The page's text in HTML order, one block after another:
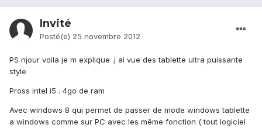
Invité
Posté(e) 25 novembre 2012
PS njour voila je m explique .j ai vue des tablette ultra puissante
style
Pross intel i5 . 4go de ram
Avec windows 8 qui permet de passer de mode windows tablette
a windows comme sur PC avec les même fonction ( tout logiciel